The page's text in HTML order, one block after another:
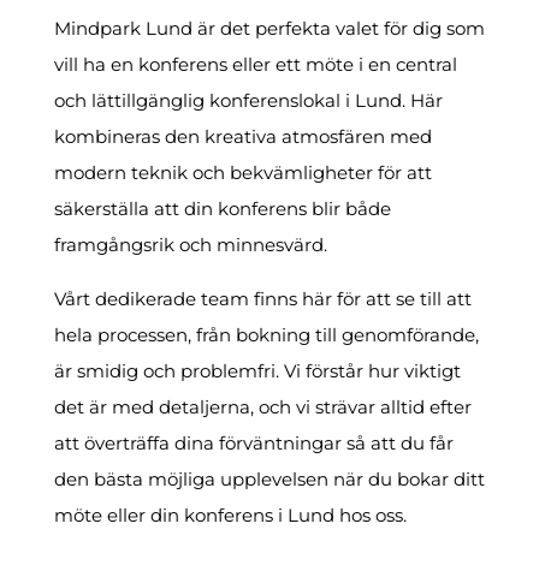
Mindpark Lund är det perfekta valet för dig som
vill ha en konferens eller ett möte i en central
och lättillgänglig konferenslokal i Lund. Här
kombineras den kreativa atmosfären med
modern teknik och bekvämligheter för att
säkerställa att din konferens blir både
framgångsrik och minnesvärd.
Vårt dedikerade team finns här för att se till att
hela processen, från bokning till genomförande,
är smidig och problemfri. Vi förstår hur viktigt
det är med detaljerna, och vi strävar alltid efter
att överträffa dina förväntningar så att du får
den bästa möjliga upplevelsen när du bokar ditt
möte eller din konferens i Lund hos oss.